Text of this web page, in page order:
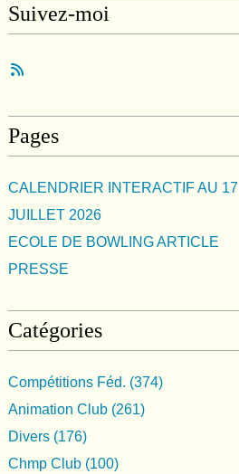
Suivez-moi
Pages
CALENDRIER INTERACTIF AU 17
JUILLET 2026
ECOLE DE BOWLING ARTICLE
PRESSE
Catégories
Compétitions Féd. (374)
Animation Club (261)
Divers (176)
Chmp Club (100)